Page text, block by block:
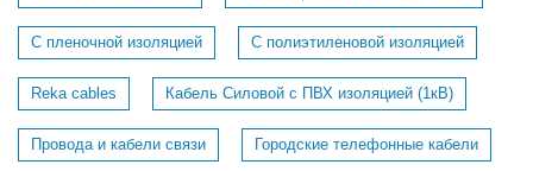
С пленочной изоляцией С полиэтиленовой изоляцией
Reka cables Кабель Силовой с ПВХ изоляцией (1кВ)
Провода и кабели связи Городские телефонные кабели